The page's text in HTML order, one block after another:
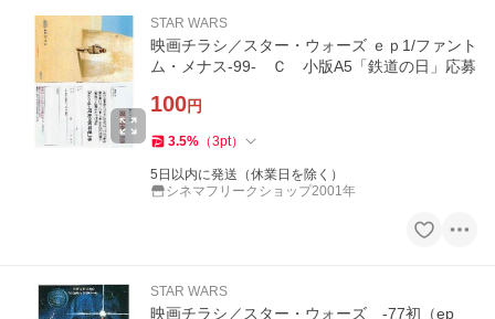
STAR WARS
映画チラシ／スター・ウォーズ ｅｐ1/ファント
ム・メナス-99- Ｃ 小版A5「鉄道の日」応募
100円
3.5% （3pt）
5日以内に発送（休業日を除く）
シネマフリークショップ2001年
STAR WARS
映画チラシ／スター・ウォーズ -77初（ep